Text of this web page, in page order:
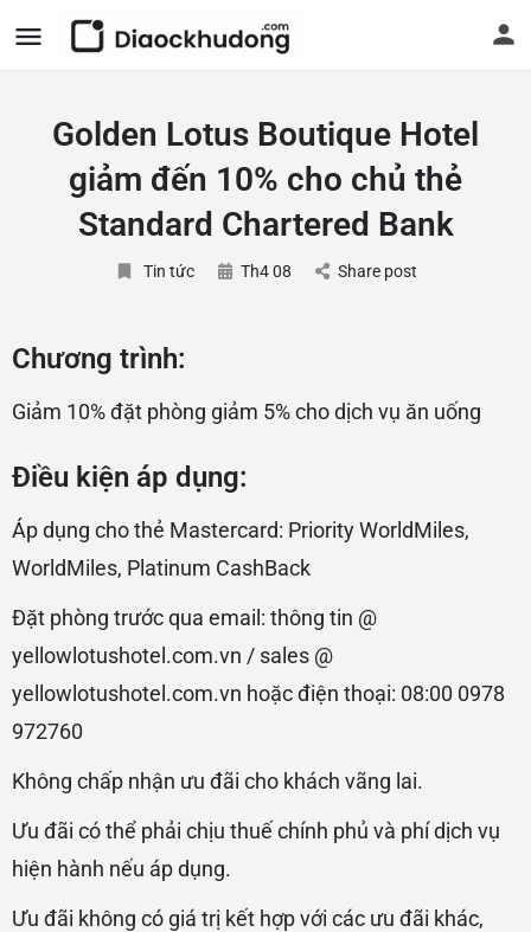
Golden Lotus Boutique Hotel
giảm đến 10% cho chủ thẻ
Standard Chartered Bank
Tin tức Th4 08 Share post
Chương trình:
Giảm 10% đặt phòng giảm 5% cho dịch vụ ăn uống
Điều kiện áp dụng:
Áp dụng cho thẻ Mastercard: Priority WorldMiles,
WorldMiles, Platinum CashBack
Đặt phòng trước qua email: thông tin @
yellowlotushotel.com.vn / sales @
yellowlotushotel.com.vn hoặc điện thoại: 08:00 0978
972760
Không chấp nhận ưu đãi cho khách vãng lai.
Ưu đãi có thể phải chịu thuế chính phủ và phí dịch vụ
hiện hành nếu áp dụng.
Ưu đãi không có giá trị kết hợp với các ưu đãi khác,